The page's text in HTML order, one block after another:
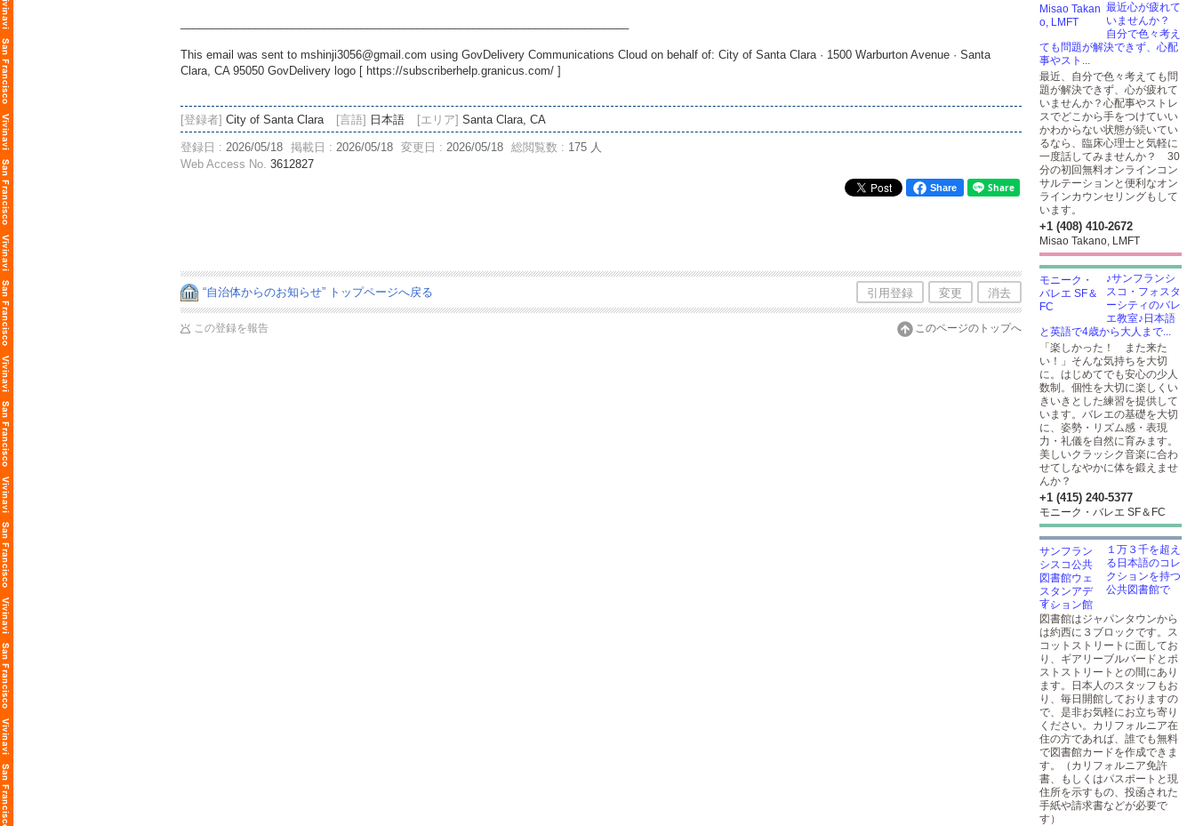
This email was sent to mshinji3056@gmail.com using GovDelivery Communications Cloud on behalf of: City of Santa Clara · 1500 Warburton Avenue · Santa
Clara, CA 95050 GovDelivery logo [ https://subscriberhelp.granicus.com/ ]
[登録者] City of Santa Clara [言語] 日本語 [エリア] Santa Clara, CA
登録日 : 2026/05/18 掲載日 : 2026/05/18 変更日 : 2026/05/18 総閲覧数 : 175 人
Web Access No. 3612827
Share
“自治体からのお知らせ” トップページへ戻る 引用登録 変更 消去
この登録を報告 このページのトップへ
最近心が疲れて
いませんか？
自分で色々考え
ても問題が解決できず、心配
事やスト...
最近、自分で色々考えても問
題が解決できず、心が疲れて
いませんか？心配事やストレ
スでどこから手をつけていい
かわからない状態が続いてい
るなら、臨床心理士と気軽に
一度話してみませんか？ 30
分の初回無料オンラインコン
サルテーションと便利なオン
ラインカウンセリングもして
います。
+1 (408) 410-2672
Misao Takano, LMFT
♪サンフランシ
スコ・フォスタ
ーシティのバレ
エ教室♪日本語
と英語で4歳から大人まで...
「楽しかった！ また来た
い！」そんな気持ちを大切
に。はじめてでも安心の少人
数制。個性を大切に楽しくい
きいきとした練習を提供して
います。バレエの基礎を大切
に、姿勢・リズム感・表現
力・礼儀を自然に育みます。
美しいクラッシク音楽に合わ
せてしなやかに体を鍛えませ
んか？
+1 (415) 240-5377
モニーク・バレエ SF＆FC
１万３千を超え
る日本語のコレ
クションを持つ
公共図書館で
す。
図書館はジャパンタウンから
は約西に３ブロックです。ス
コットストリートに面してお
り、ギアリーブルバードとポ
ストストリートとの間にあり
ます。日本人のスタッフもお
り、毎日開館しておりますの
で、是非お気軽にお立ち寄り
ください。カリフォルニア在
住の方であれば、誰でも無料
で図書館カードを作成できま
す。（カリフォルニア免許
書、もしくはパスポートと現
住所を示すもの、投函された
手紙や請求書などが必要で
す）